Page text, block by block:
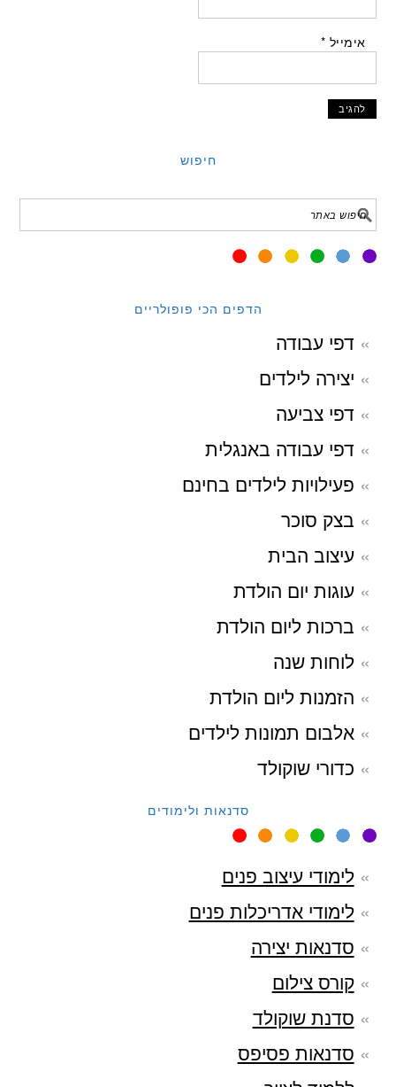
אימייל *
חיפוש
הדפים הכי פופולריים
דפי עבודה
יצירה לילדים
דפי צביעה
דפי עבודה באנגלית
פעילויות לילדים בחינם
בצק סוכר
עיצוב הבית
עוגות יום הולדת
ברכות ליום הולדת
לוחות שנה
הזמנות ליום הולדת
אלבום תמונות לילדים
כדורי שוקולד
סדנאות ולימודים
לימודי עיצוב פנים
לימודי אדריכלות פנים
סדנאות יצירה
קורס צילום
סדנת שוקולד
סדנאות פסיפס